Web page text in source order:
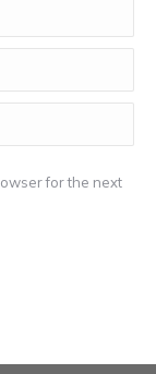
for the next